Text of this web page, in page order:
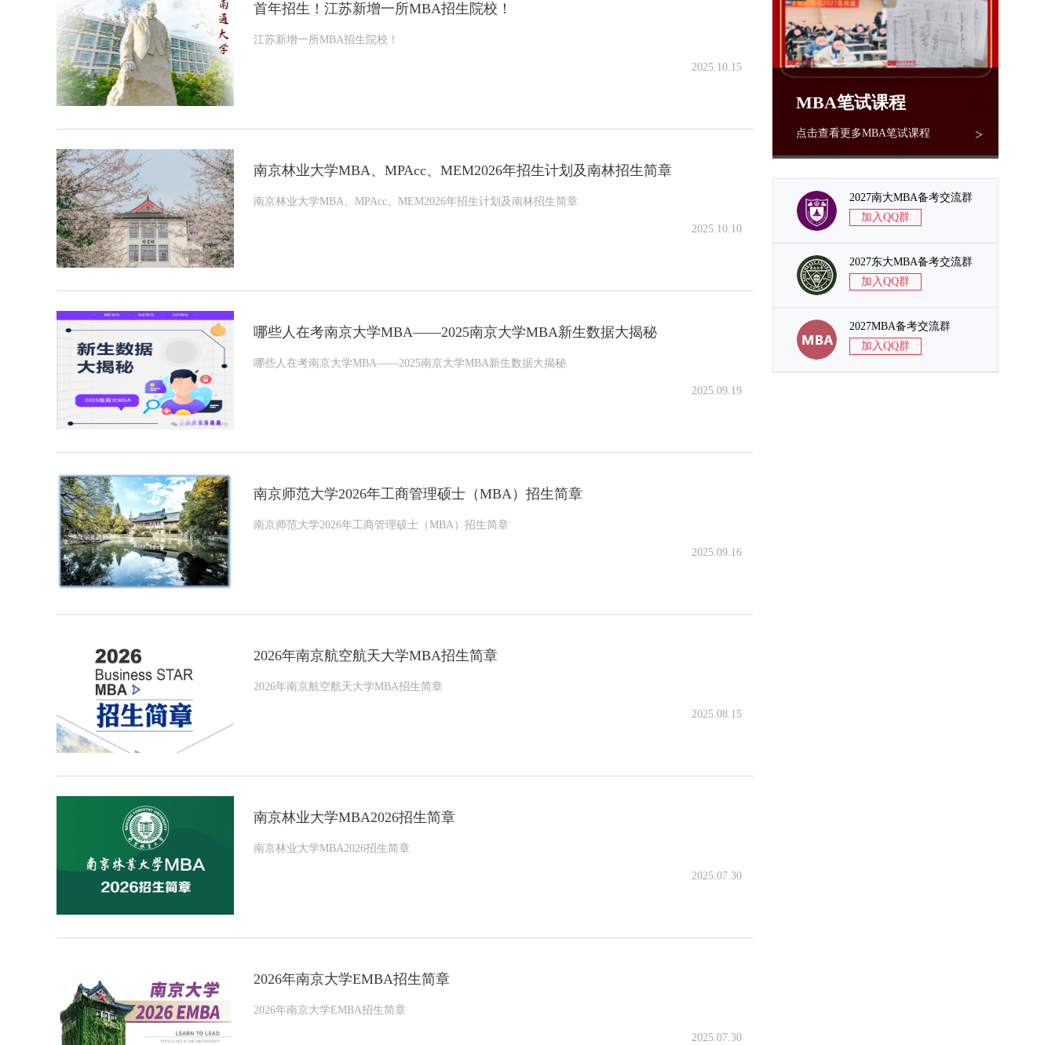
首年招生！江苏新增一所MBA招生院校！
江苏新增一所MBA招生院校！
2025.10.15
南京林业大学MBA、MPAcc、MEM2026年招生计划及南林招生简章
南京林业大学MBA、MPAcc、MEM2026年招生计划及南林招生简章
2025.10.10
哪些人在考南京大学MBA——2025南京大学MBA新生数据大揭秘
哪些人在考南京大学MBA——2025南京大学MBA新生数据大揭秘
2025.09.19
南京师范大学2026年工商管理硕士（MBA）招生简章
南京师范大学2026年工商管理硕士（MBA）招生简章
2025.09.16
2026年南京航空航天大学MBA招生简章
2026年南京航空航天大学MBA招生简章
2025.08.15
南京林业大学MBA2026招生简章
南京林业大学MBA2026招生简章
2025.07.30
2026年南京大学EMBA招生简章
2026年南京大学EMBA招生简章
2025.07.30
MBA笔试课程
点击查看更多MBA笔试课程 >
2027南大MBA备考交流群
加入QQ群
2027东大MBA备考交流群
加入QQ群
2027MBA备考交流群
加入QQ群